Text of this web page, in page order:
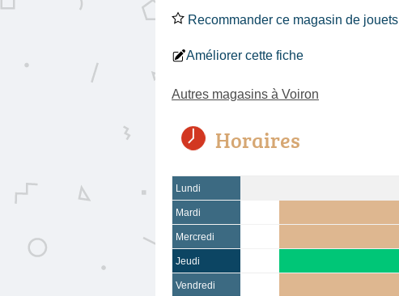
Recommander ce magasin de jouets
Améliorer cette fiche
Autres magasins à Voiron
Horaires
Lundi
Mardi
Mercredi
Jeudi
Vendredi